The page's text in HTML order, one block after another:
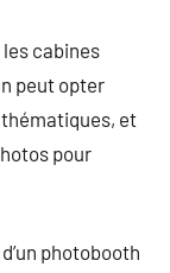
cabines
peut opter
et
pour
photobooth